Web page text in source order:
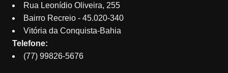
Rua Leonídio Oliveira, 255
Bairro Recreio - 45.020-340
Vitória da Conquista-Bahia
Telefone:
(77) 99826-5676